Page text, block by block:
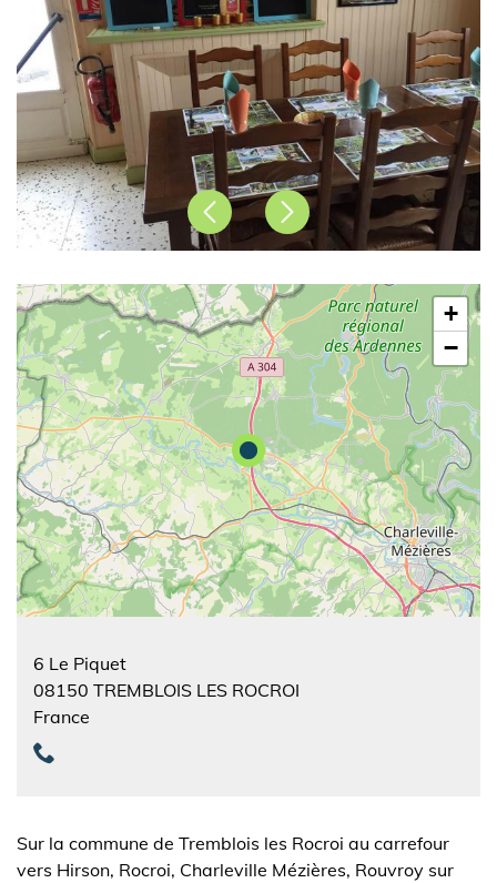
PrécédentSuivant
+
−
6 Le Piquet
08150 TREMBLOIS LES ROCROI
France
Sur la commune de Tremblois les Rocroi au carrefour
vers Hirson, Rocroi, Charleville Mézières, Rouvroy sur